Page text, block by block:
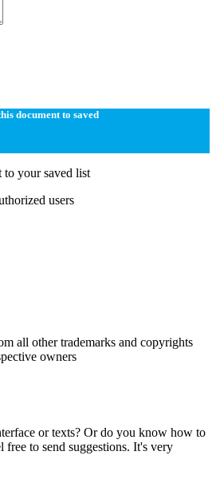
document to saved
to your saved list
users
all other trademarks and copyrights
owners
or texts? Or do you know how to
to send suggestions. It's very